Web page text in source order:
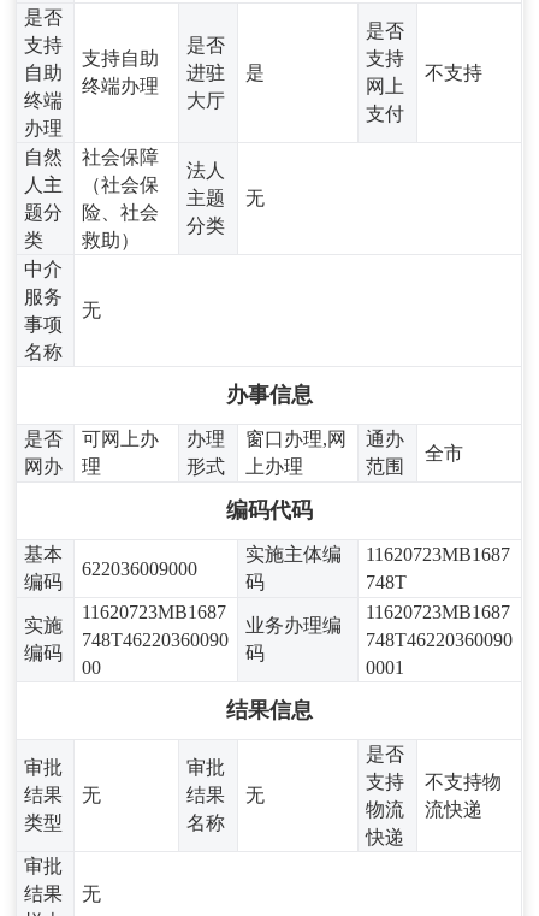
是否
支持
自助
终端
办理
支持自助
终端办理
是否
进驻
大厅
是
是否
支持
网上
支付
不支持
自然
人主
题分
类
社会保障
（社会保
险、社会
救助）
法人
主题
分类
无
中介
服务
事项
名称
无
办事信息
是否
网办
可网上办
理
办理
形式
窗口办理,网
上办理
通办
范围
全市
编码代码
基本
编码
622036009000
实施主体编
码
11620723MB1687
748T
实施
编码
11620723MB1687
748T46220360090
00
业务办理编
码
11620723MB1687
748T46220360090
0001
结果信息
审批
结果
类型
无
审批
结果
名称
无
是否
支持
物流
快递
不支持物
流快递
审批
结果
无